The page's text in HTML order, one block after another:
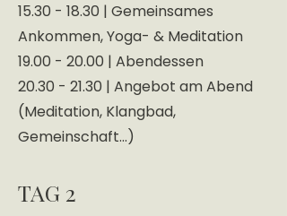
15.30 - 18.30 | Gemeinsames
Ankommen, Yoga- & Meditation
19.00 - 20.00 | Abendessen
20.30 - 21.30 | Angebot am Abend
(Meditation, Klangbad,
Gemeinschaft...)
TAG 2